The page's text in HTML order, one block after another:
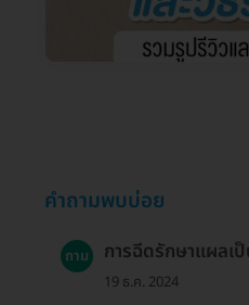
คำถามพบบ่อย
ถาม การฉีดรักษาแผลเ
19 ธ.ค. 2024